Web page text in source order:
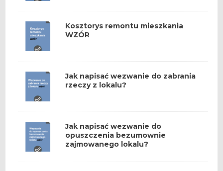
Kosztorys remontu mieszkania
WZÓR
Jak napisać wezwanie do zabrania
rzeczy z lokalu?
Jak napisać wezwanie do
opuszczenia bezumownie
zajmowanego lokalu?